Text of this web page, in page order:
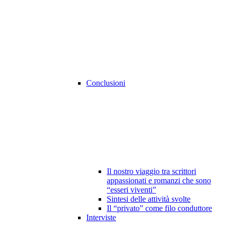
Conclusioni
Il nostro viaggio tra scrittori
appassionati e romanzi che sono
“esseri viventi”
Sintesi delle attività svolte
Il “privato” come filo conduttore
Interviste